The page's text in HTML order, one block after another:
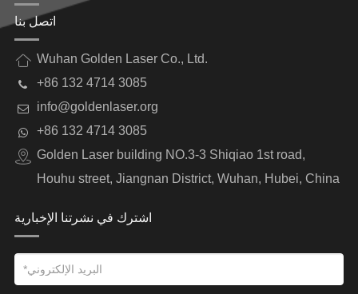
اتصل بنا
Wuhan Golden Laser Co., Ltd.
+86 132 4714 3085
info@goldenlaser.org
+86 132 4714 3085
Golden Laser building NO.3-3 Shiqiao 1st road,
Houhu street, Jiangnan District, Wuhan, Hubei, China
اشترك في نشرتنا الإخبارية